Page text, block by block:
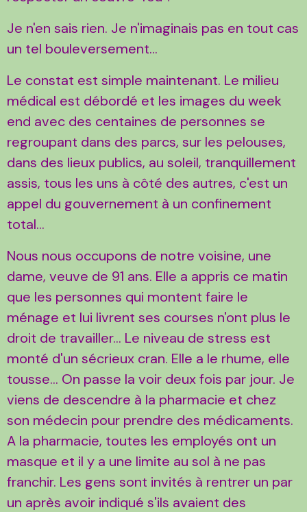
Je n'en sais rien. Je n'imaginais pas en tout cas
un tel bouleversement...
Le constat est simple maintenant. Le milieu
médical est débordé et les images du week
end avec des centaines de personnes se
regroupant dans des parcs, sur les pelouses,
dans des lieux publics, au soleil, tranquillement
assis, tous les uns à côté des autres, c'est un
appel du gouvernement à un confinement
total...
Nous nous occupons de notre voisine, une
dame, veuve de 91 ans. Elle a appris ce matin
que les personnes qui montent faire le
ménage et lui livrent ses courses n'ont plus le
droit de travailler... Le niveau de stress est
monté d'un sécrieux cran. Elle a le rhume, elle
tousse... On passe la voir deux fois par jour. Je
viens de descendre à la pharmacie et chez
son médecin pour prendre des médicaments.
A la pharmacie, toutes les employés ont un
masque et il y a une limite au sol à ne pas
franchir. Les gens sont invités à rentrer un par
un après avoir indiqué s'ils avaient des